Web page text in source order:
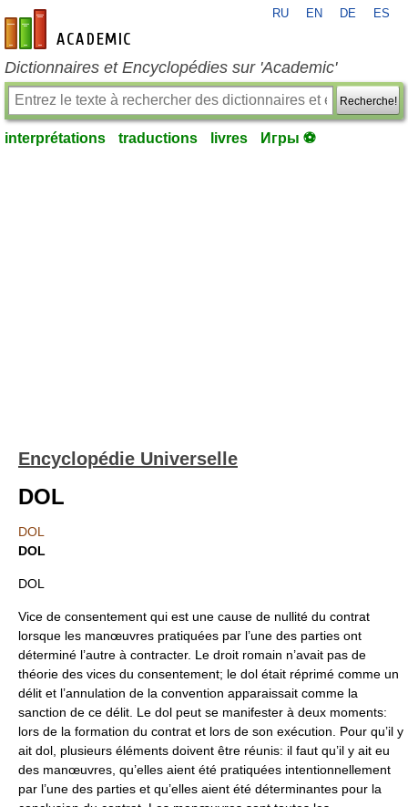
fr-academic.com
RU EN DE ES
Dictionnaires et Encyclopédies sur 'Academic'
Recherche!
interprétations traductions livres Игры ⚽
Encyclopédie Universelle
DOL
DOL
DOL
DOL
Vice de consentement qui est une cause de nullité du contrat
lorsque les manœuvres pratiquées par l’une des parties ont
déterminé l’autre à contracter. Le droit romain n’avait pas de
théorie des vices du consentement; le dol était réprimé comme un
délit et l’annulation de la convention apparaissait comme la
sanction de ce délit. Le dol peut se manifester à deux moments:
lors de la formation du contrat et lors de son exécution. Pour qu’il y
ait dol, plusieurs éléments doivent être réunis: il faut qu’il y ait eu
des manœuvres, qu’elles aient été pratiquées intentionnellement
par l’une des parties et qu’elles aient été déterminantes pour la